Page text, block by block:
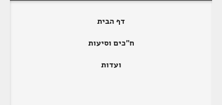
דף הבית
ח"כים וסיעות
ועדות